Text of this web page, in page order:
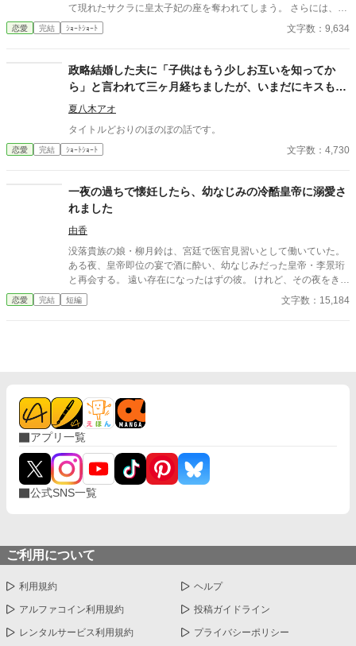
て現れたサクラに皇太子妃の座を奪われてしまう。 さらには、サ
クラの陰謀により、マリエッタは反逆罪により国外追放されて、
のたれ死んでしまう。 しかし、死んだと思っていたのに、気づけ
は避けなければと別の行き方を探るが、なぜか殿下に一度目の人
生の時以上に溺愛されてしまい……！？
恋愛 完結 ｼｮｰﾄｼｮｰﾄ 文字数：9,634
政略結婚した夫に「子供はもう少しお互いを知ってか
ら」と言われて三ヶ月経ちましたが、いまだにキスもし
てくれません。
夏八木アオ
タイトルどおりのほのぼの話です。
恋愛 完結 ｼｮｰﾄｼｮｰﾄ 文字数：4,730
一夜の過ちで懐妊したら、幼なじみの冷酷皇帝に溺愛さ
れました
由香
没落貴族の娘・柳月鈴は、宮廷で医官見習いとして働いていた。
ある夜、皇帝即位の宴で酒に酔い、幼なじみだった皇帝・李景珩
と再会する。 遠い存在になったはずの彼。 けれど、その夜をきっ
かけに月鈴の運命は大きく動き出す。 冷酷と恐れられる皇帝が、
なぜか彼女だけには甘すぎて――。
恋愛 完結 短編 文字数：15,184
アプリ一覧
公式SNS一覧
ご利用について
利用規約 ヘルプ
アルファコイン利用規約 投稿ガイドライン
レンタルサービス利用規約 プライバシーポリシー